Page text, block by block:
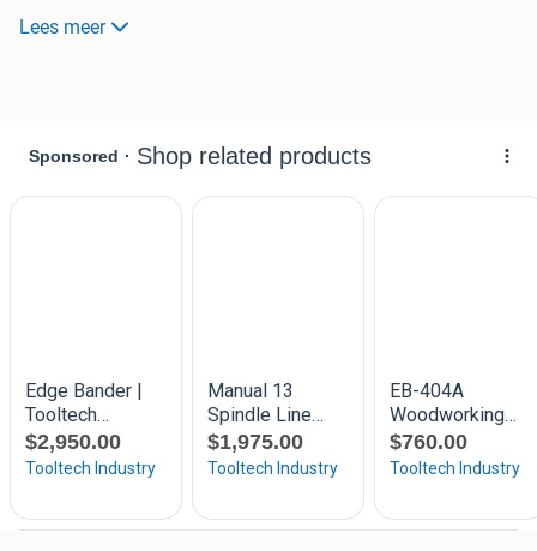
Zagen 45 gr
Frezen 30mm
Werkend te zien
Bezorging en inruil is mogelijk
voorraad.
Robland scm combinatiemachine combinatie machine
combi machine zaag frees vlakbank van diktebank
formaatzaag zaagtafel harwi combinatiemachine
Lees meer